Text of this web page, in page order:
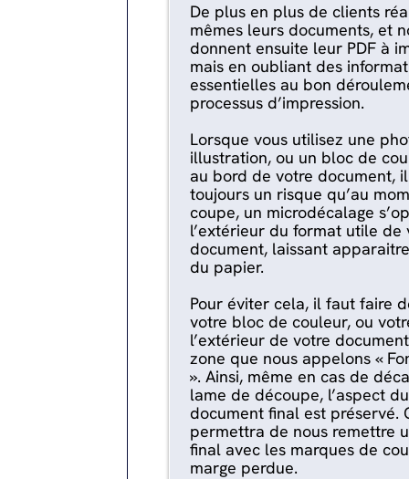
‍De plus en plus de clients
mêmes leurs documents, et
donnent ensuite leur PDF à
mais en oubliant des
essentielles au bon
processus d’impression.
‍Lorsque vous utilisez une
illustration, ou un bloc de
au bord de votre document,
toujours un risque qu’au
coupe, un microdécalage
l’extérieur du format utile de
document, laissant
du papier.
‍Pour éviter cela, il faut faire
votre bloc de couleur, ou
l’extérieur de votre
zone que nous appelons «
». Ainsi, même en cas de
lame de découpe, l’aspect du
document final est préservé.
permettra de nous remettre
final avec les marques de
marge perdue.